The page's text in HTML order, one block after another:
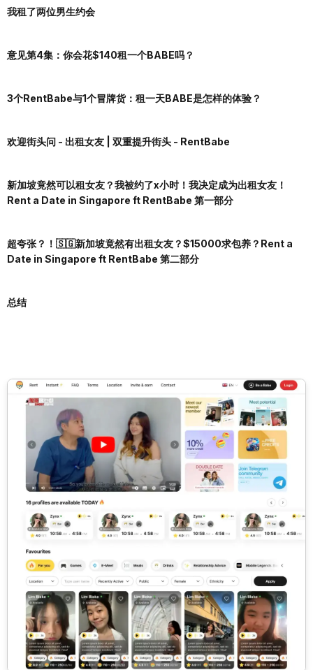
我租了两位男生约会
意见第4集：你会花$140租一个BABE吗？
3个RentBabe与1个冒牌货：租一天BABE是怎样的体验？
欢迎街头问 - 出租女友 | 双重提升街头 - RentBabe
新加坡竟然可以租女友？我被约了x小时！我决定成为出租女友！
Rent a Date in Singapore ft RentBabe 第一部分
超夸张？！🇸🇬新加坡竟然有出租女友？$15000求包养？Rent a
Date in Singapore ft RentBabe 第二部分
总结